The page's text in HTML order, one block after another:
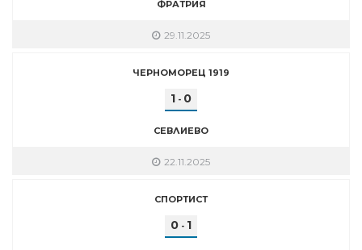
ФРАТРИЯ
29.11.2025
ЧЕРНОМОРЕЦ 1919
1 - 0
СЕВЛИЕВО
22.11.2025
СПОРТИСТ
0 - 1